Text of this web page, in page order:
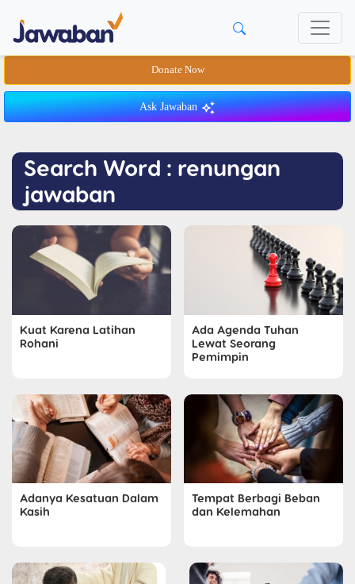
Donate Now
Ask Jawaban
Search Word : renungan
jawaban
Kuat Karena Latihan
Rohani
Ada Agenda Tuhan
Lewat Seorang
Pemimpin
Adanya Kesatuan Dalam
Kasih
Tempat Berbagi Beban
dan Kelemahan